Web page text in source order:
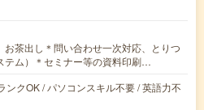
お茶出し＊問い合わせ一次対応、とりつ
テム）＊セミナー等の資料印刷…
ンクOK / パソコンスキル不要 / 英語力不